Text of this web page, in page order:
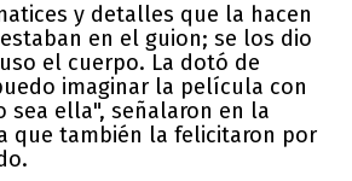
y detalles que la hacen
en el guion; se los dio
el cuerpo. La dotó de
imaginar la película con
sea ella", señalaron en la
que también la felicitaron por